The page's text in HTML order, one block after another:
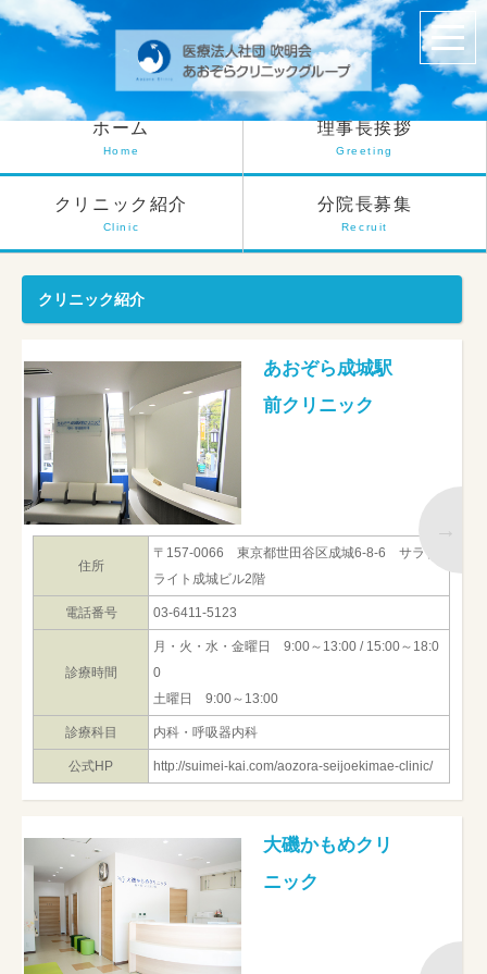
ホーム
Home
理事長挨拶
Greeting
クリニック紹介
Clinic
分院長募集
Recruit
クリニック紹介
あおぞら成城駅
前クリニック
住所
〒157-0066 東京都世田谷区成城6-8-6 サラブ
ライト成城ビル2階
電話番号 03-6411-5123
診療時間
月・火・水・金曜日 9:00～13:00 / 15:00～18:0
0
土曜日 9:00～13:00
診療科目 内科・呼吸器内科
公式HP http://suimei-kai.com/aozora-seijoekimae-clinic/
大磯かもめクリ
ニック